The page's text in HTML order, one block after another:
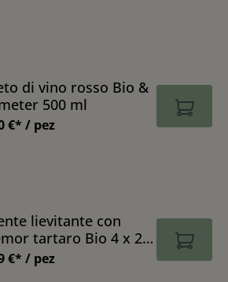
di vino rosso Bio &
500 ml
€* / pez
lievitante con
tartaro Bio 4 x 21
€* / pez